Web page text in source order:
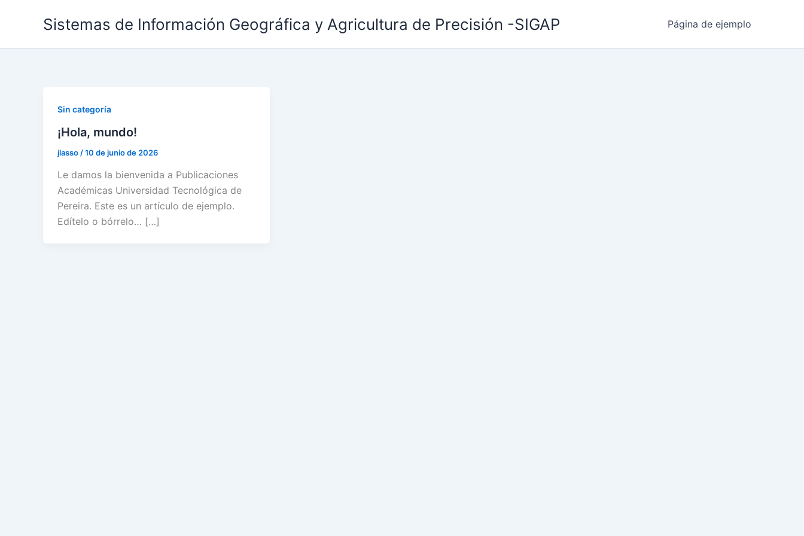
Sistemas de Información Geográfica y Agricultura de Precisión -SIGAP Página de ejemplo
Sin categoría
¡Hola, mundo!
jlasso /10 de junio de 2026
Le damos la bienvenida a Publicaciones
Académicas Universidad Tecnológica de
Pereira. Este es un artículo de ejemplo.
Edítelo o bórrelo… […]